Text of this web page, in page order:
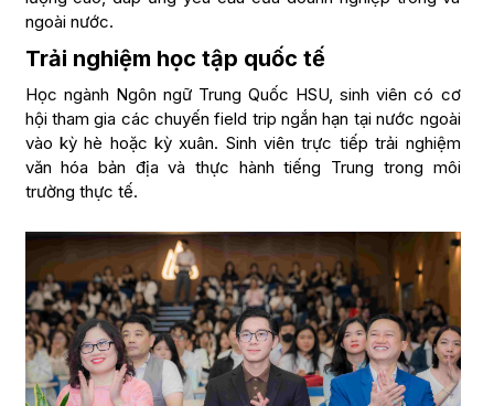
ngoài nước.
Trải nghiệm học tập quốc tế
Học ngành Ngôn ngữ Trung Quốc HSU, sinh viên có cơ
hội tham gia các chuyến field trip ngắn hạn tại nước ngoài
vào kỳ hè hoặc kỳ xuân. Sinh viên trực tiếp trải nghiệm
văn hóa bản địa và thực hành tiếng Trung trong môi
trường thực tế.